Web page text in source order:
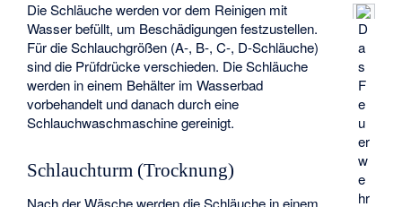
D
a
s
F
e
u
er
w
e
hr
Die Schläuche werden vor dem Reinigen mit
Wasser befüllt, um Beschädigungen festzustellen.
Für die Schlauchgrößen (A-, B-, C-, D-Schläuche)
sind die Prüfdrücke verschieden. Die Schläuche
werden in einem Behälter im Wasserbad
vorbehandelt und danach durch eine
Schlauchwaschmaschine gereinigt.
Schlauchturm (Trocknung)